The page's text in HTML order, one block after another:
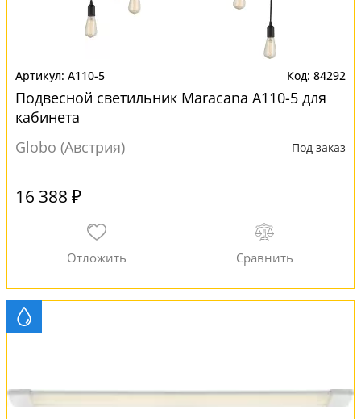
A110-5 84292
Подвесной светильник Maracana A110-5 для
кабинета
Globo (Австрия)
Под заказ
16 388 ₽